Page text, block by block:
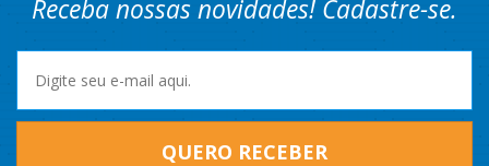
Receba nossas novidades! Cadastre-se.
QUERO RECEBER